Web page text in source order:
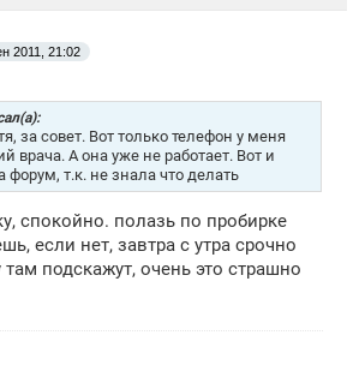
2011, 21:02
за совет. Вот только телефон у меня
врача. А она уже не работает. Вот и
форум, т.к. не знала что делать
спокойно. полазь по пробирке
если нет, завтра с утра срочно
подскажут, очень это страшно